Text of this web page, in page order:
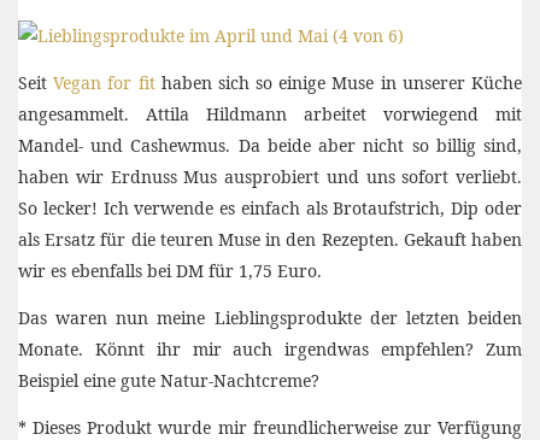
SeitVegan for fithaben sich so einige Muse in unserer Küche
angesammelt. Attila Hildmann arbeitet vorwiegend mit
Mandel- und Cashewmus. Da beide aber nicht so billig sind,
haben wir Erdnuss Mus ausprobiert und uns sofort verliebt.
So lecker! Ich verwende es einfach als Brotaufstrich, Dip oder
als Ersatz für die teuren Muse in den Rezepten. Gekauft haben
wir es ebenfalls bei DM für 1,75 Euro.
Das waren nun meine Lieblingsprodukte der letzten beiden
Monate. Könnt ihr mir auch irgendwas empfehlen? Zum
Beispiel eine gute Natur-Nachtcreme?
* Dieses Produkt wurde mir freundlicherweise zur Verfügung